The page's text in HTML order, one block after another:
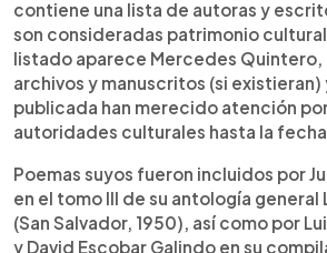
contiene una lista de autoras y
son consideradas patrimonio
listado aparece Mercedes Quintero,
archivos y manuscritos (si existieran)
publicada han merecido atención
autoridades culturales hasta la
Poemas suyos fueron incluidos por
en el tomo III de su antología
(San Salvador, 1950), así como por
y David Escobar Galindo en su